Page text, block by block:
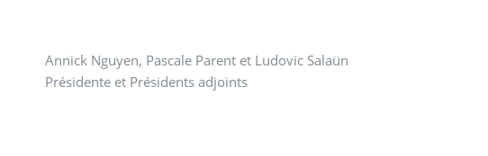
Annick Nguyen, Pascale Parent et Ludovic Salaün
Présidente et Présidents adjoints